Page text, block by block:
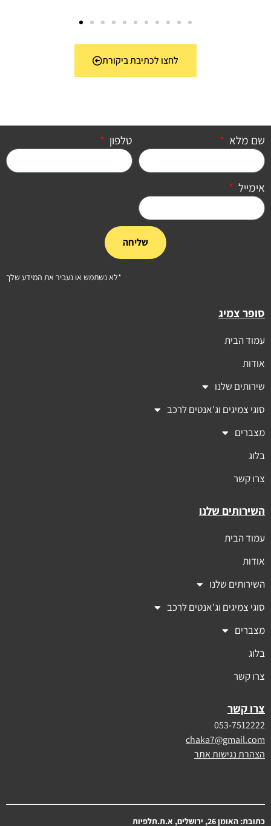
לחצו לכתיבת ביקורת
שם מלא טלפון
אימייל
שליחה
*לא נשתמש או נעביר את המידע שלך
סופר צמיג
עמוד הבית
אודות
שירותים שלנו
סוגי צמיגים וג'אנטים לרכב
מצברים
בלוג
צרו קשר
השירותים שלנו
עמוד הבית
אודות
השירותים שלנו
סוגי צמיגים וג'אנטים לרכב
מצברים
בלוג
צרו קשר
צרו קשר
053-7512222
chaka7@gmail.com
הצהרת נגישות אתר
כתובת: האומן 26, ירושלים, א.ת.תלפיות